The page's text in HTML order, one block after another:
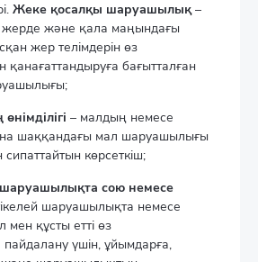
Жеке қосалқы шаруашылық–
жерде және қала маңындағы
жер телімдерін өз
бағытталған
– малдың немесе
шаққандағы мал шаруашылығы
сипаттайтын көрсеткіш;
сою немесе
шаруашылықта немесе
мен құсты етті өз
пайдалану үшін, ұйымдарға,